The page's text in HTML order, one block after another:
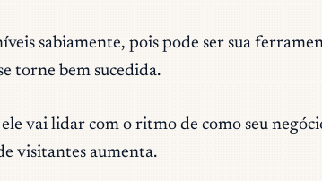
sabiamente, pois pode ser sua
torne bem sucedida.
vai lidar com o ritmo de como seu
visitantes aumenta.